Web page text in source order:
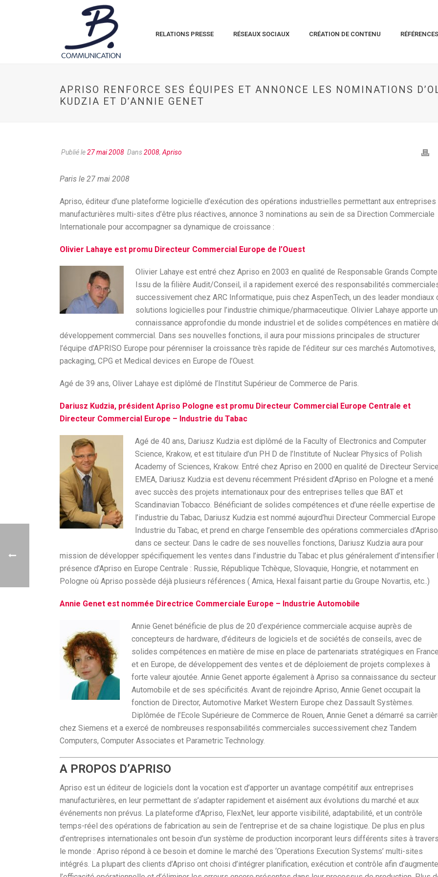
RELATIONS PRESSE RÉSEAUX SOCIAUX CRÉATION DE CONTENU RÉFÉRENCES
APRISO RENFORCE SES ÉQUIPES ET ANNONCE LES NOMINATIONS
KUDZIA ET D’ANNIE GENET
Publié le27 mai 2008 Dans2008, Apriso
Paris le 27 mai 2008
Apriso, éditeur d’une plateforme logicielle d’exécution des opérations industrielles permettant aux entreprises
manufacturières multi-sites d’être plus réactives, annonce 3 nominations au sein de sa Direction Commerciale
Internationale pour accompagner sa dynamique de croissance :
Olivier Lahaye est promu Directeur Commercial Europe de l’Ouest
Olivier Lahaye est entré chez Apriso en 2003 en qualité de Responsable Grands
Issu de la filière Audit/Conseil, il a rapidement exercé des responsabilités
successivement chez ARC Informatique, puis chez AspenTech, un des leader mondiaux
solutions logicielles pour l’industrie chimique/pharmaceutique. Olivier Lahaye apporte
connaissance approfondie du monde industriel et de solides compétences en matière
développement commercial. Dans ses nouvelles fonctions, il aura pour missions principales de structurer
l’équipe d’APRISO Europe pour pérenniser la croissance très rapide de l’éditeur sur ces marchés Automotives,
packaging, CPG et Medical devices en Europe de l’Ouest.
Agé de 39 ans, Oliver Lahaye est diplômé de l’Institut Supérieur de Commerce de Paris.
Dariusz Kudzia, président Apriso Pologne est promu Directeur Commercial Europe Centrale et
Directeur Commercial Europe – Industrie du Tabac
Agé de 40 ans, Dariusz Kudzia est diplômé de la Faculty of Electronics and Computer
Science, Krakow, et est titulaire d’un PH D de l’Institute of Nuclear Physics of Polish
Academy of Sciences, Krakow. Entré chez Apriso en 2000 en qualité de Directeur
EMEA, Dariusz Kudzia est devenu récemment Président d’Apriso en Pologne et a mené
avec succès des projets internationaux pour des entreprises telles que BAT et
Scandinavian Tobacco. Bénéficiant de solides compétences et d’une réelle expertise de
l’industrie du Tabac, Dariusz Kudzia est nommé aujourd’hui Directeur Commercial Europe
Industrie du Tabac, et prend en charge l’ensemble des opérations commerciales d’Apriso
dans ce secteur. Dans le cadre de ses nouvelles fonctions, Dariusz Kudzia aura pour
mission de développer spécifiquement les ventes dans l’industrie du Tabac et plus généralement d’intensifier
présence d’Apriso en Europe Centrale : Russie, République Tchèque, Slovaquie, Hongrie, et notamment en
Pologne où Apriso possède déjà plusieurs références ( Amica, Hexal faisant partie du Groupe Novartis, etc..)
Annie Genet est nommée Directrice Commerciale Europe – Industrie Automobile
Annie Genet bénéficie de plus de 20 d’expérience commerciale acquise auprès de
concepteurs de hardware, d’éditeurs de logiciels et de sociétés de conseils, avec de
solides compétences en matière de mise en place de partenariats stratégiques en France
et en Europe, de développement des ventes et de déploiement de projets complexes à
forte valeur ajoutée. Annie Genet apporte également à Apriso sa connaissance du secteur
Automobile et de ses spécificités. Avant de rejoindre Apriso, Annie Genet occupait la
fonction de Director, Automotive Market Western Europe chez Dassault Systèmes.
Diplômée de l’Ecole Supérieure de Commerce de Rouen, Annie Genet a démarré sa
chez Siemens et a exercé de nombreuses responsabilités commerciales successivement chez Tandem
Computers, Computer Associates et Parametric Technology.
A PROPOS D’APRISO
Apriso est un éditeur de logiciels dont la vocation est d’apporter un avantage compétitif aux entreprises
manufacturières, en leur permettant de s’adapter rapidement et aisément aux évolutions du marché et aux
événements non prévus. La plateforme d’Apriso, FlexNet, leur apporte visibilité, adaptabilité, et un contrôle
temps-réel des opérations de fabrication au sein de l’entreprise et de sa chaine logistique. De plus en plus
d’entreprises internationales ont besoin d’un système de production incorporant leurs différents sites à travers
le monde : Apriso répond à ce besoin et domine le marché des ‘Operations Execution Systems’ multi-sites
intégrés. La plupart des clients d’Apriso ont choisi d’intégrer planification, exécution et contrôle afin